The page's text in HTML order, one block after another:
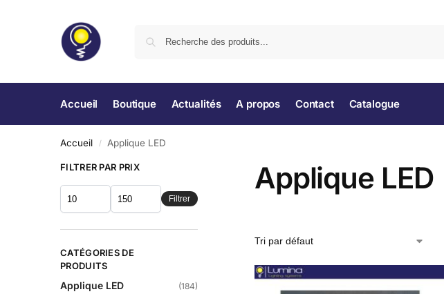
Accueil Boutique Actualités A propos Contact Catalogue
Accueil / Applique LED
Applique LED
FILTRER PAR PRIX
Filtrer
CATÉGORIES DE
PRODUITS
Applique LED (184)